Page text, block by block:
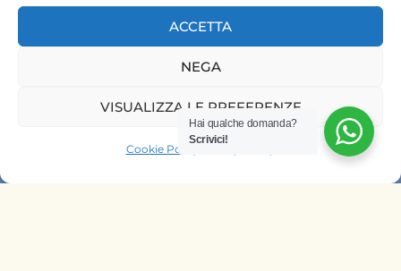
ACCETTA
NEGA
VISUALIZZA LE PREFERENZE
Cookie Policy
SAFARI KENYA
Hai qualche domanda?
Scrivici!